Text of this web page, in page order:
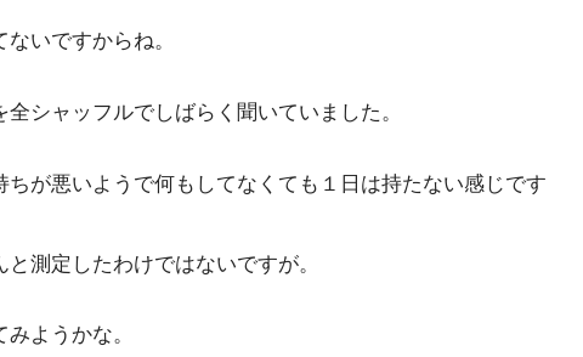
いですからね。
シャッフルでしばらく聞いていました。
が悪いようで何もしてなくても１日は持たない感じです
測定したわけではないですが。
ようかな。